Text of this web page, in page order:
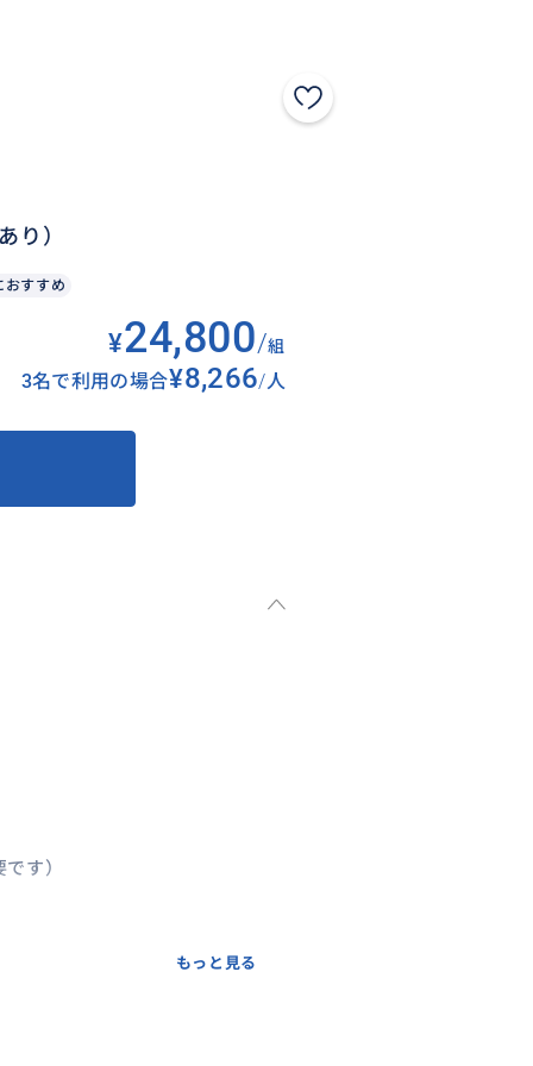
り）
おすすめ
¥24,800/組
3名で利用の場合 ¥8,266/人
す）
（馬車）によって料金が前後
もっと見る